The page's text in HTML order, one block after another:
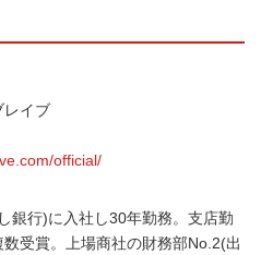
レイブ
official/
銀行)に入社し30年勤務。支店勤
受賞。上場商社の財務部No.2(出